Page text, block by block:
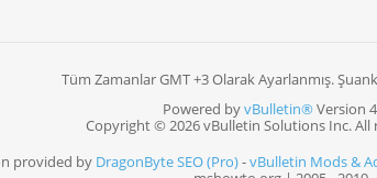
Tüm Zamanlar GMT +3 Olarak Ayarlanmış.
Powered byvBulletin®Version
Copyright © 2026 vBulletin Solutions Inc. All
provided by DragonByte SEO (Pro)-vBulletin Mods &